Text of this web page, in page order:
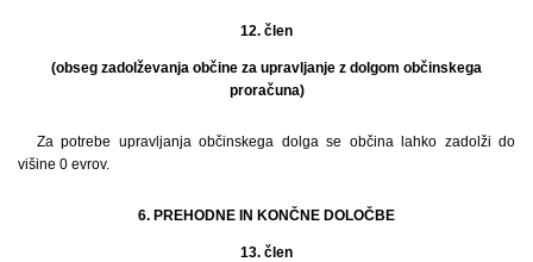
12. člen
(obseg zadolževanja občine za upravljanje z dolgom občinskega
proračuna)
Za potrebe upravljanja občinskega dolga se občina lahko zadolži do
višine 0 evrov.
6. PREHODNE IN KONČNE DOLOČBE
13. člen